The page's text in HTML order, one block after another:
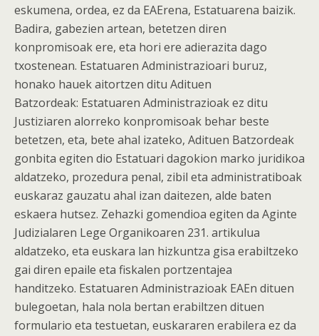
eskumena, ordea, ez da EAErena, Estatuarena baizik.
Badira, gabezien artean, betetzen diren
konpromisoak ere, eta hori ere adierazita dago
txostenean. Estatuaren Administrazioari buruz,
honako hauek aitortzen ditu Adituen
Batzordeak: Estatuaren Administrazioak ez ditu
Justiziaren alorreko konpromisoak behar beste
betetzen, eta, bete ahal izateko, Adituen Batzordeak
gonbita egiten dio Estatuari dagokion marko juridikoa
aldatzeko, prozedura penal, zibil eta administratiboak
euskaraz gauzatu ahal izan daitezen, alde baten
eskaera hutsez. Zehazki gomendioa egiten da Aginte
Judizialaren Lege Organikoaren 231. artikulua
aldatzeko, eta euskara lan hizkuntza gisa erabiltzeko
gai diren epaile eta fiskalen portzentajea
handitzeko. Estatuaren Administrazioak EAEn dituen
bulegoetan, hala nola bertan erabiltzen dituen
formulario eta testuetan, euskararen erabilera ez da